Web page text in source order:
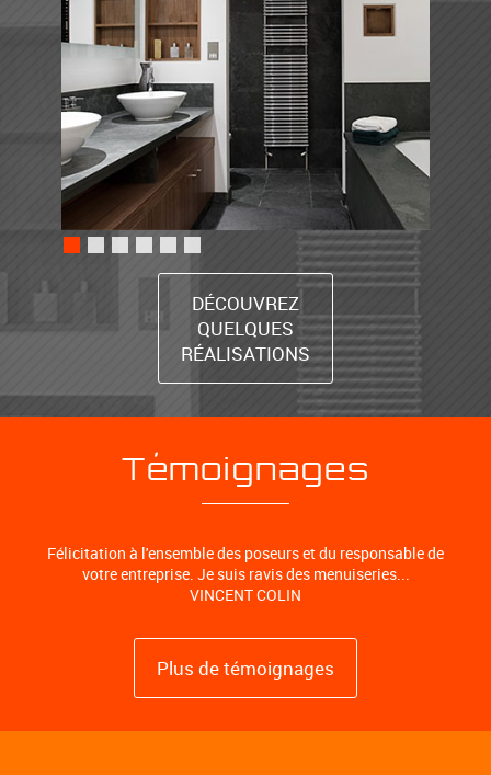
DÉCOUVREZ
QUELQUES
RÉALISATIONS
Témoignages
Félicitation à l'ensemble des poseurs et du responsable de
votre entreprise. Je suis ravis des menuiseries...
VINCENT COLIN
Plus de témoignages